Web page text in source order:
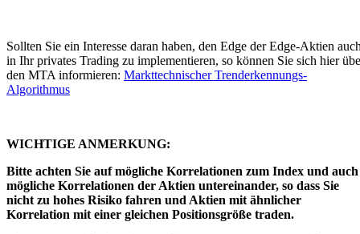
Sollten Sie ein Interesse daran haben, den Edge der Edge-Aktien
in Ihr privates Trading zu implementieren, so können Sie sich hier
den MTA informieren: Markttechnischer Trenderkennungs-
Algorithmus
WICHTIGE ANMERKUNG:
Bitte achten Sie auf mögliche Korrelationen zum Index und auch
mögliche Korrelationen der Aktien untereinander, so dass Sie
nicht zu hohes Risiko fahren und Aktien mit ähnlicher
Korrelation mit einer gleichen Positionsgröße traden.